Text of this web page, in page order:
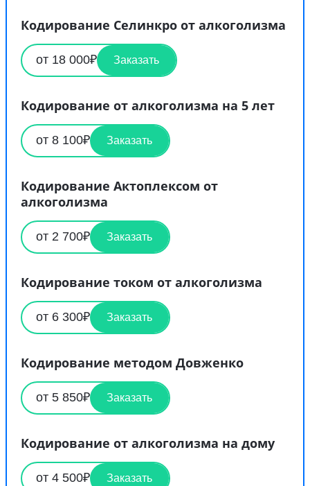
Кодирование Селинкро от алкоголизма
от 18 000₽ Заказать
Кодирование от алкоголизма на 5 лет
от 8 100₽ Заказать
Кодирование Актоплексом от
алкоголизма
от 2 700₽ Заказать
Кодирование током от алкоголизма
от 6 300₽ Заказать
Кодирование методом Довженко
от 5 850₽ Заказать
Кодирование от алкоголизма на дому
от 4 500₽ Заказать